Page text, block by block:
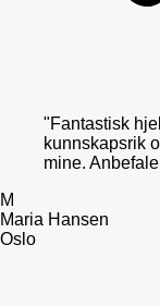
"Fantastisk
kunnskapsrik
mine.
M
Maria Hansen
Oslo